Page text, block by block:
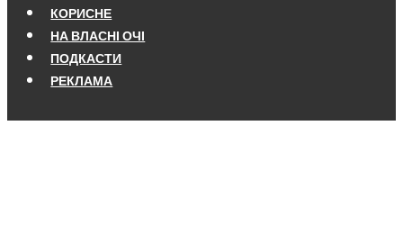
КОРИСНЕ
НА ВЛАСНІ ОЧІ
ПОДКАСТИ
РЕКЛАМА